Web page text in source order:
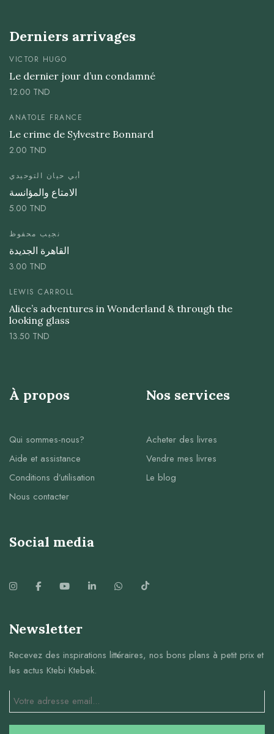
Derniers arrivages
VICTOR HUGO
Le dernier jour d’un condamné
12.00 TND
ANATOLE FRANCE
Le crime de Sylvestre Bonnard
2.00 TND
أبي حيان التوحيدي
الامتاع والمؤانسة
5.00 TND
نجيب محفوظ
القاهرة الجديدة
3.00 TND
LEWIS CARROLL
Alice’s adventures in Wonderland & through the
looking glass
13.50 TND
À propos
Qui sommes-nous?
Aide et assistance
Conditions d’utilisation
Nous contacter
Nos services
Acheter des livres
Vendre mes livres
Le blog
Social media
Newsletter
Recevez des inspirations littéraires, nos bons plans à petit prix et
les actus Ktebi Ktebek.